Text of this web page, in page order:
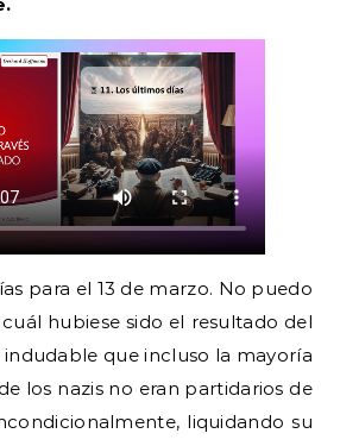
para el 13 de marzo. No puedo
hubiese sido el resultado del
que incluso la mayoría
los nazis no eran partidarios de
liquidando su